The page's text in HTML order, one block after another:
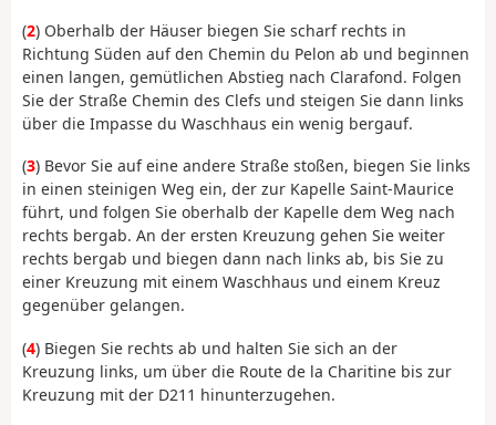
(2) Oberhalb der Häuser biegen Sie scharf rechts in
Richtung Süden auf den Chemin du Pelon ab und beginnen
einen langen, gemütlichen Abstieg nach Clarafond. Folgen
Sie der Straße Chemin des Clefs und steigen Sie dann links
über die Impasse du Waschhaus ein wenig bergauf.
(3) Bevor Sie auf eine andere Straße stoßen, biegen Sie links
in einen steinigen Weg ein, der zur Kapelle Saint-Maurice
führt, und folgen Sie oberhalb der Kapelle dem Weg nach
rechts bergab. An der ersten Kreuzung gehen Sie weiter
rechts bergab und biegen dann nach links ab, bis Sie zu
einer Kreuzung mit einem Waschhaus und einem Kreuz
gegenüber gelangen.
(4) Biegen Sie rechts ab und halten Sie sich an der
Kreuzung links, um über die Route de la Charitine bis zur
Kreuzung mit der D211 hinunterzugehen.